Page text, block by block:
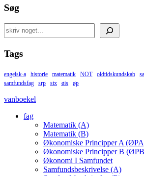
Søg
Search
Tags
engelsk-a historie matematik NOT oldtidskundskab
samfundsfag
srp stx øis øp
vanboekel
fag
Matematik (A)
Matematik (B)
Økonomiske Principper A
Økonomiske Principper B
Økonomi I Samfundet
Samfundsbeskrivelse (A)